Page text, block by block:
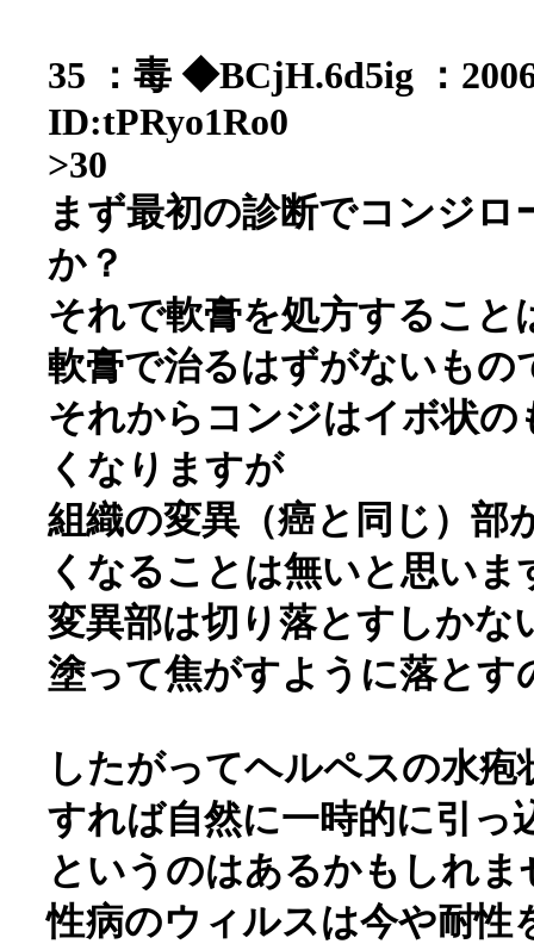
35 ：毒 ◆BCjH.6d5ig ：
ID:tPRyo1Ro0
>30
まず最初の診断でコンジ
か？
それで軟膏を処方すること
軟膏で治るはずがないもの
それからコンジはイボ状
くなりますが
組織の変異（癌と同じ）部
くなることは無いと思いま
変異部は切り落とすしかな
塗って焦がすように落とす
したがってヘルペスの水
すれば自然に一時的に引っ
というのはあるかもしれま
性病のウィルスは今や耐